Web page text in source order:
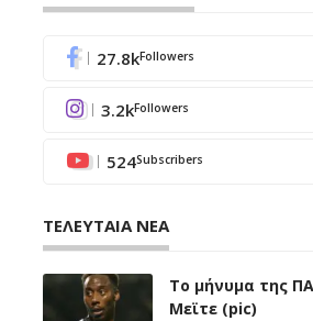
27.8kFollowers
3.2kFollowers
524Subscribers
ΤΕΛΕΥΤΑΙΑ ΝΕΑ
Το μήνυμα της
Μεϊτε (pic)